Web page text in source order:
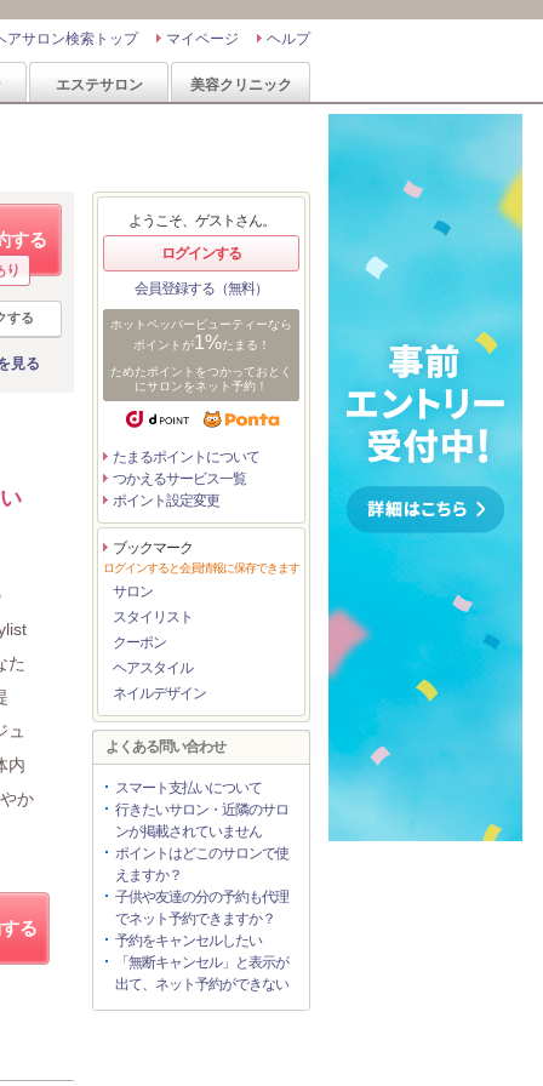
ヘルプ
マイページ
アサロン検索トップ
エステサロン 美容クリニック
する
り
する
見る
た
ュ
内
か
る
ようこそ、ゲストさん。
ログインする
会員登録する（無料）
ホットペッパービューティーなら
ポイントが1%たまる！
ためたポイントをつかっておとく
にサロンをネット予約！
たまるポイントについて
つかえるサービス一覧
ポイント設定変更
ブックマーク
ログインすると会員情報に保存できます
サロン
スタイリスト
クーポン
ヘアスタイル
ネイルデザイン
よくある問い合わせ
スマート支払いについて
行きたいサロン・近隣のサロ
ンが掲載されていません
ポイントはどこのサロンで使
えますか？
子供や友達の分の予約も代理
でネット予約できますか？
予約をキャンセルしたい
「無断キャンセル」と表示が
出て、ネット予約ができない